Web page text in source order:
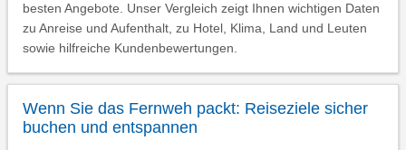
besten Angebote. Unser Vergleich zeigt Ihnen wichtigen Daten
zu Anreise und Aufenthalt, zu Hotel, Klima, Land und Leuten
sowie hilfreiche Kundenbewertungen.
Wenn Sie das Fernweh packt: Reiseziele sicher
buchen und entspannen